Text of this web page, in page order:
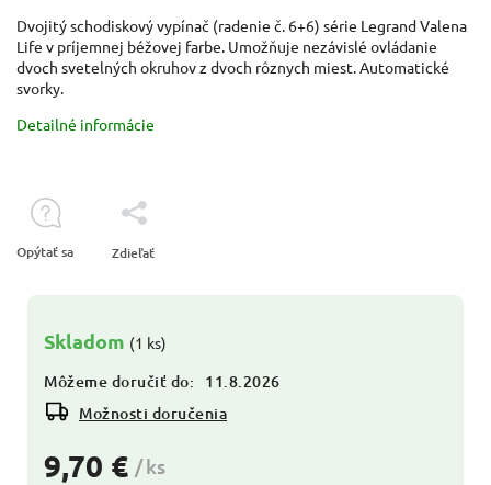
9,70 € / ks
Skladom (1 ks)
Môžeme doručiť do:
11.8.2026
Možnosti doručenia
Dvojitý schodiskový vypínač (radenie č. 6+6) série Legrand Valena
Life v príjemnej béžovej farbe. Umožňuje nezávislé ovládanie
dvoch svetelných okruhov z dvoch rôznych miest. Automatické
svorky.
Detailné informácie
Opýtať sa Zdieľať